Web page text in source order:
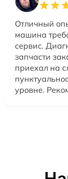
Отличный
машина
сервис.
запчасти
приехал на
уровне.